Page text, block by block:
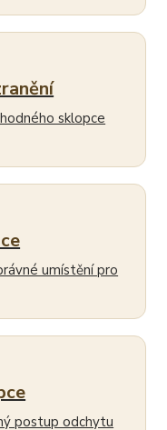
sklopce
umístění pro
postup odchytu